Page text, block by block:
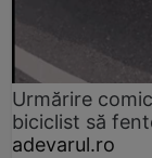
Urmărire
biciclist să
adevarul.ro